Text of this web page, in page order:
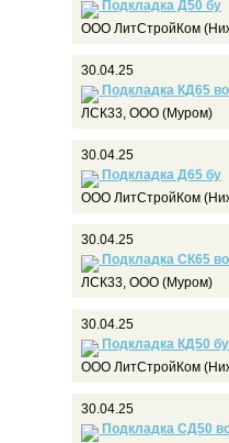
Подкладка Д50 бу
ООО ЛитСтройКом
30.04.25
Подкладка КД65
ЛСК33, ООО (Муром)
30.04.25
Подкладка Д65 бу
ООО ЛитСтройКом
30.04.25
Подкладка СК65
ЛСК33, ООО (Муром)
30.04.25
Подкладка КД50 бу
ООО ЛитСтройКом
30.04.25
Подкладка СД50